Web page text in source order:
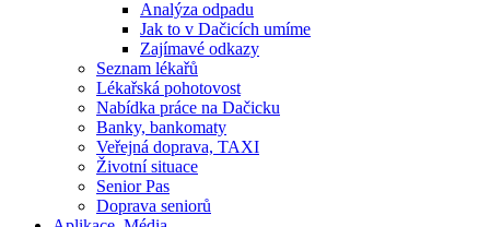
Analýza odpadu
Jak to v Dačicích umíme
Zajímavé odkazy
Seznam lékařů
Lékařská pohotovost
Nabídka práce na Dačicku
Banky, bankomaty
Veřejná doprava, TAXI
Životní situace
Senior Pas
Doprava seniorů